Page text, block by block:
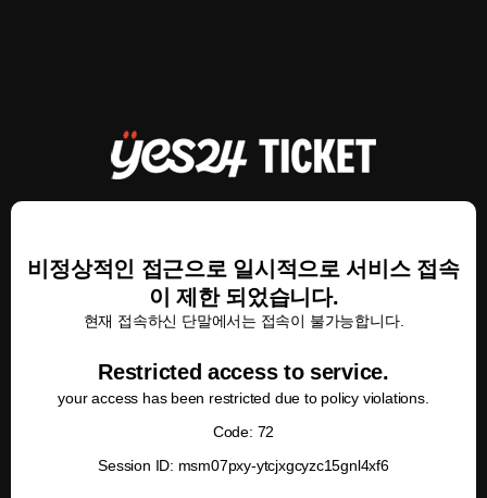
비정상적인 접근으로 일시적으로 서비스 접속
이 제한 되었습니다.
현재 접속하신 단말에서는 접속이 불가능합니다.
Restricted access to service.
your access has been restricted due to policy violations.
Code: 72
Session ID: msm07pxy-ytcjxgcyzc15gnl4xf6